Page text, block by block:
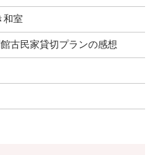
和室
古民家貸切プランの感想